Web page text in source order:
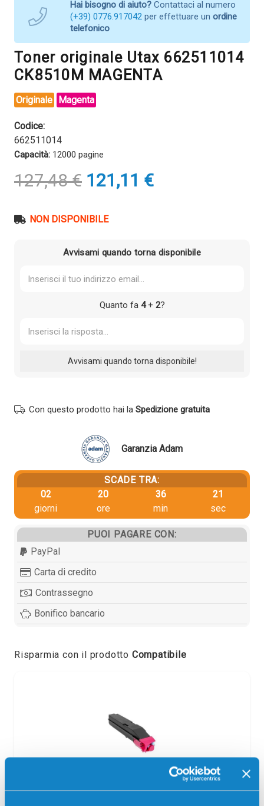
Hai bisogno di aiuto? Contattaci al numero
(+39) 0776.917042 per effettuare un ordine
telefonico
Toner originale Utax 662511014
CK8510M MAGENTA
Originale Magenta
Codice:
662511014
Capacità: 12000 pagine
127,48€ Il
prezzo
era:
121,11 €Il
prezzo
NON DISPONIBILE
Avvisami quando torna disponibile
Quanto fa 4+ 2?
Con questo prodotto hai la Spedizione gratuita
Garanzia Adam
SCADE TRA:
02
giorni
20
ore
36
min
21
sec
PUOI PAGARE CON:
PayPal
Carta di credito
Contrassegno
Bonifico bancario
Risparmia con il prodotto Compatibile